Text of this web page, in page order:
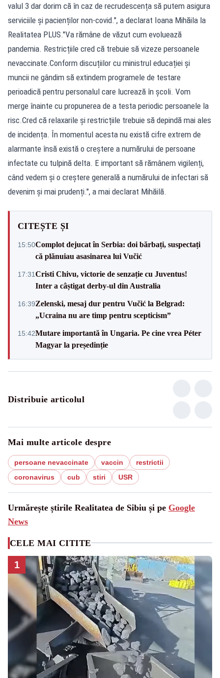
valul 3 dar dorim că în caz de recrudescența să putem asigura
serviciile și pacienților non-covid.", a declarat Ioana Mihăila la
Realitatea PLUS."Va rămâne de văzut cum evoluează
pandemia. Restricțiile cred că trebuie să vizeze persoanele
nevaccinate.Conform discuțiilor cu ministrul educației și
muncii ne gândim să extindem programele de testare
perioadică pentru personalul care lucrează în școli. Vom
merge înainte cu propunerea de a testa periodic persoanele la
risc.Cred că relaxarile și restricțiile trebuie să depindă mai ales
de incidența. În momentul acesta nu există cifre extrem de
alarmante însă există o creștere a numărului de persoane
infectate cu tulpină delta. E important să rămânem vigilenți,
când vedem și o creștere generală a numărului de infectari să
devenim și mai prudenți.", a mai declarat Mihăilă.
CITEȘTE ȘI
15:50Complot dejucat în Serbia: doi bărbați, suspectați
că plănuiau asasinarea lui Vučić
17:31Cristi Chivu, victorie de senzație cu Juventus!
Inter a câștigat derby-ul din Australia
16:39Zelenski, mesaj dur pentru Vučić la Belgrad:
„Ucraina nu are timp pentru scepticism”
15:42Mutare importantă în Ungaria. Pe cine vrea Péter
Magyar la președinție
Distribuie articolul
Mai multe articole despre
persoane nevaccinate vaccin
restrictii
coronavirus
cub stiri USR
Urmărește știrile Realitatea de Sibiu și pe Google
News
CELE MAI CITITE
1